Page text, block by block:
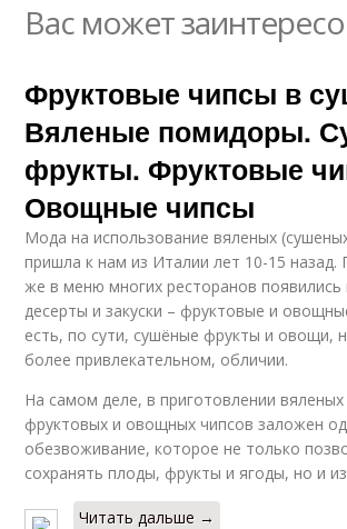
Вас может
Фруктовые чипсы в
Вяленые помидоры.
фрукты. Фруктовые
Овощные чипсы
Мода на использование вяленых
пришла к нам из Италии лет 10-15 назад.
же в меню многих ресторанов
десерты и закуски – фруктовые и
есть, по сути, сушёные фрукты и овощи,
более привлекательном, обличии.
На самом деле, в приготовлении
фруктовых и овощных чипсов заложен
обезвоживание, которое не только
сохранять плоды, фрукты и ягоды, но и
Читать дальше →